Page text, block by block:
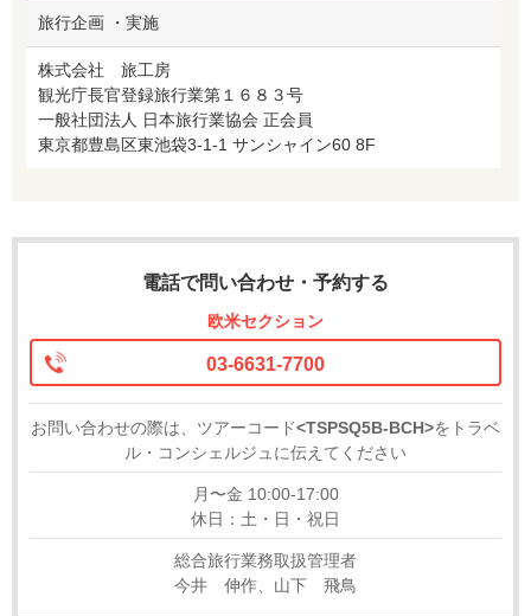
旅行企画 ・実施
株式会社 旅工房
観光庁長官登録旅行業第１６８３号
一般社団法人 日本旅行業協会 正会員
東京都豊島区東池袋3-1-1 サンシャイン60 8F
電話で問い合わせ・予約する
欧米セクション
03-6631-7700
お問い合わせの際は、ツアーコード<TSPSQ5B-BCH>をトラベ
ル・コンシェルジュに伝えてください
月〜金 10:00-17:00
休日：土・日・祝日
総合旅行業務取扱管理者
今井 伸作、山下 飛鳥